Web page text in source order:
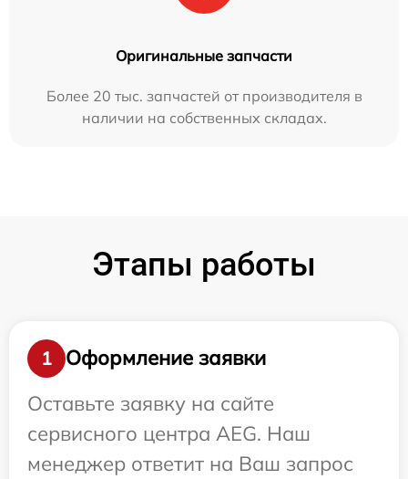
Оригинальные запчасти
Более 20 тыс. запчастей от производителя в
наличии на собственных складах.
Этапы работы
1
Оформление заявки
Оставьте заявку на сайте
сервисного центра AEG. Наш
менеджер ответит на Ваш запрос